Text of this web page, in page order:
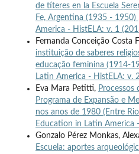
de títeres en la Escuela
Fe, Argentina (1935 - 1950)
America - HistELA: v. 1
Fernanda Conceição Costa
instituição de saberes
educação feminina (1914-
Latin America - HistELA: v.
Eva Mara Petitti, Processos
Programa de Expansão e
nos anos de 1980 (Entre
Education in Latin America
Gonzalo Pérez Monkas,
Escuela: aportes